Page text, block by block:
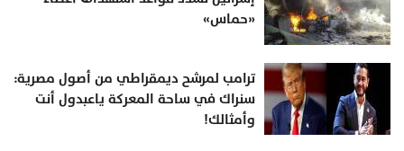
«حماس»
ترامب لمرشح ديمقراطي من أصول مصرية:
سنراك في ساحة المعركة ياعبدول أنت
وأمثالك!